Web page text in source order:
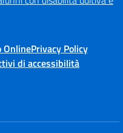
OnlinePrivacy Policy
di accessibilità